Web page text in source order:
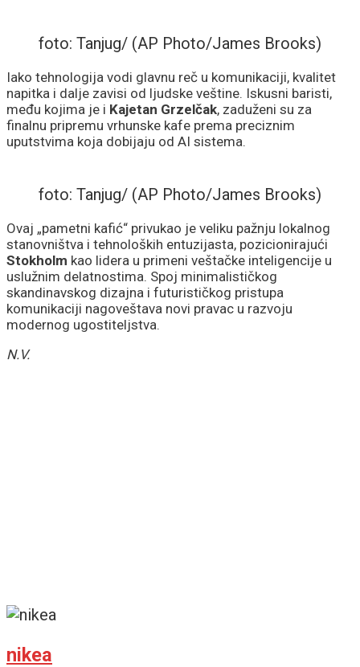
foto: Tanjug/ (AP Photo/James Brooks)
Iako tehnologija vodi glavnu reč u komunikaciji, kvalitet
napitka i dalje zavisi od ljudske veštine. Iskusni baristi,
među kojima je i Kajetan Grzelčak, zaduženi su za
finalnu pripremu vrhunske kafe prema preciznim
uputstvima koja dobijaju od AI sistema.
foto: Tanjug/ (AP Photo/James Brooks)
Ovaj „pametni kafić“ privukao je veliku pažnju lokalnog
stanovništva i tehnoloških entuzijasta, pozicionirajući
Stokholm kao lidera u primeni veštačke inteligencije u
uslužnim delatnostima. Spoj minimalističkog
skandinavskog dizajna i futurističkog pristupa
komunikaciji nagoveštava novi pravac u razvoju
modernog ugostiteljstva.
N.V.
nikea